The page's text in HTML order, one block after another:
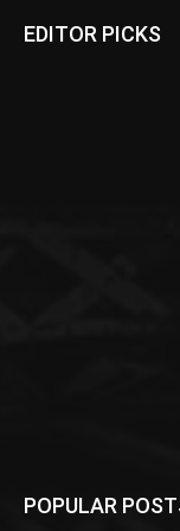
EDITOR PICKS
POPULAR